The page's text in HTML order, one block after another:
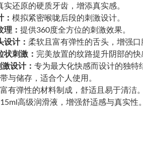
实还原的硬质牙齿，增添真实感。
模拟紧密喉咙后段的刺激设计。
： 提供360度全方位的刺激效果。
设计： 柔软且富有弹性的舌头，增强口
刺激： 完美放置的纹路提升阴部的快
设计： 专为最大化快感而设计的独特
与储存，适合个人使用。
有弹性的材料制成，舒适且易于清洁。
高级润滑液，增强舒适感与真实性。